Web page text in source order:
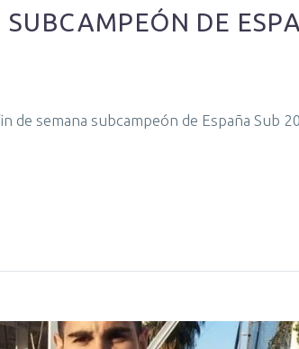
SUBCAMPEÓN DE
de semana subcampeón de España Sub